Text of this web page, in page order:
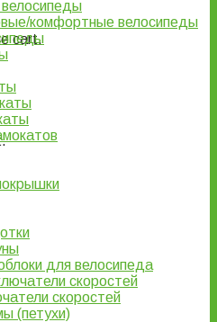
cart.
комфортные велосипеды
для велосипеда
скоростей
скоростей
(петухи)